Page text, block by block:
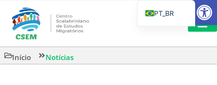
Início Notícias
PT_BR
IT